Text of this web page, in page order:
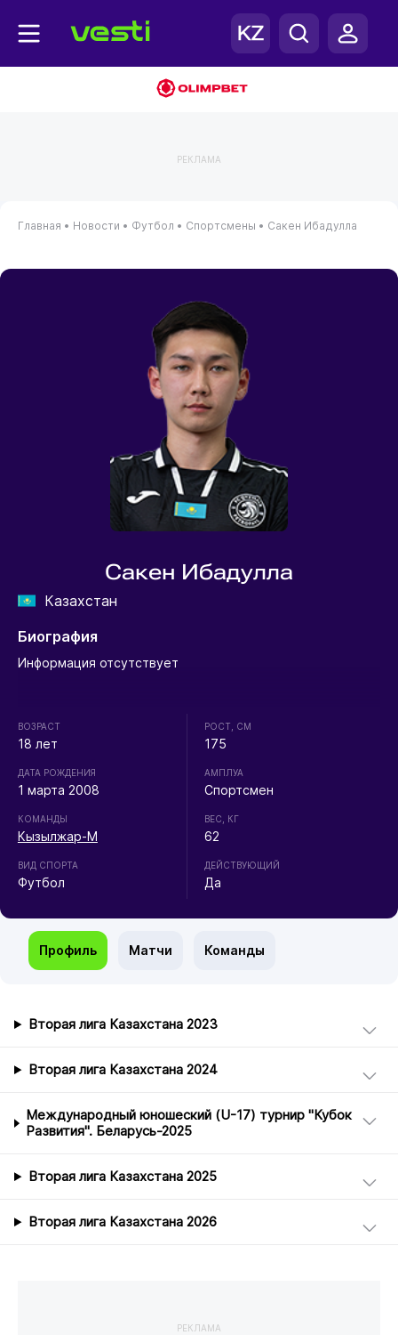
РЕКЛАМА
Главная • Новости • Футбол • Спортсмены • Сакен Ибадулла
Сакен Ибадулла
Казахстан
Биография
Информация отсутствует
ВОЗРАСТ
18 лет
ДАТА РОЖДЕНИЯ
1 марта 2008
КОМАНДЫ
Кызылжар-М
ВИД СПОРТА
Футбол
РОСТ, СМ
175
АМПЛУА
Спортсмен
ВЕС, КГ
62
ДЕЙСТВУЮЩИЙ
Да
Профиль Матчи Команды
Вторая лига Казахстана 2023
Вторая лига Казахстана 2024
Международный юношеский (U-17) турнир "Кубок
Развития". Беларусь-2025
Вторая лига Казахстана 2025
Вторая лига Казахстана 2026
РЕКЛАМА